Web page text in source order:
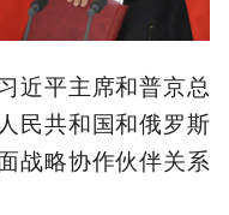
近平主席和普京总
民共和国和俄罗斯
战略协作伙伴关系